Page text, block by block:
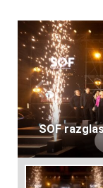
Ogledala,
vodič za
kopalnico